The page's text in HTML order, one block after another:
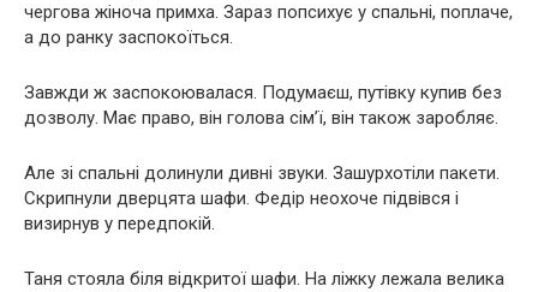
чергова жіноча примха. Зараз попсихує у спальні, поплаче,
а до ранку заспокоїться.
Завжди ж заспокоювалася. Подумаєш, путівку купив без
дозволу. Має право, він голова сім’ї, він також заробляє.
Але зі спальні долинули дивні звуки. Зашурхотіли пакети.
Скрипнули дверцята шафи. Федір неохоче підвівся і
визирнув у передпокій.
Таня стояла біля відкритої шафи. На ліжку лежала велика